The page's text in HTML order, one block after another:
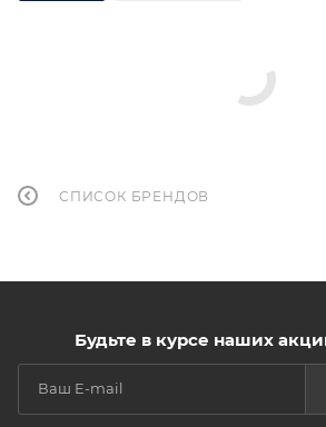
СПИСОК БРЕНДОВ
Будьте в курсе наших